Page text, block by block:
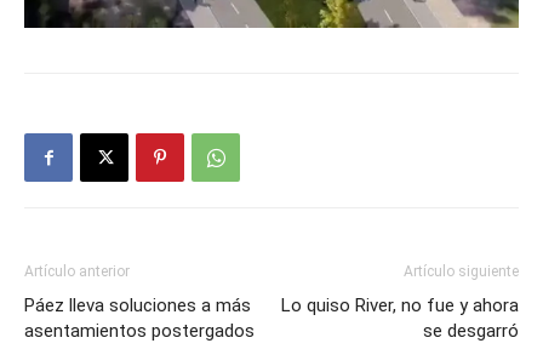
Artículo anterior
Páez lleva soluciones a más
asentamientos postergados
Artículo siguiente
Lo quiso River, no fue y ahora
se desgarró